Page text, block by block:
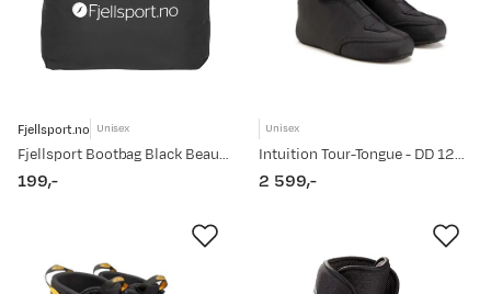
Fjellsport.no Unisex
Fjellsport Bootbag Black Beauty
price
199,-
Unisex
Intuition Tour-Tongue - DD 12mm Black
price
2 599,-